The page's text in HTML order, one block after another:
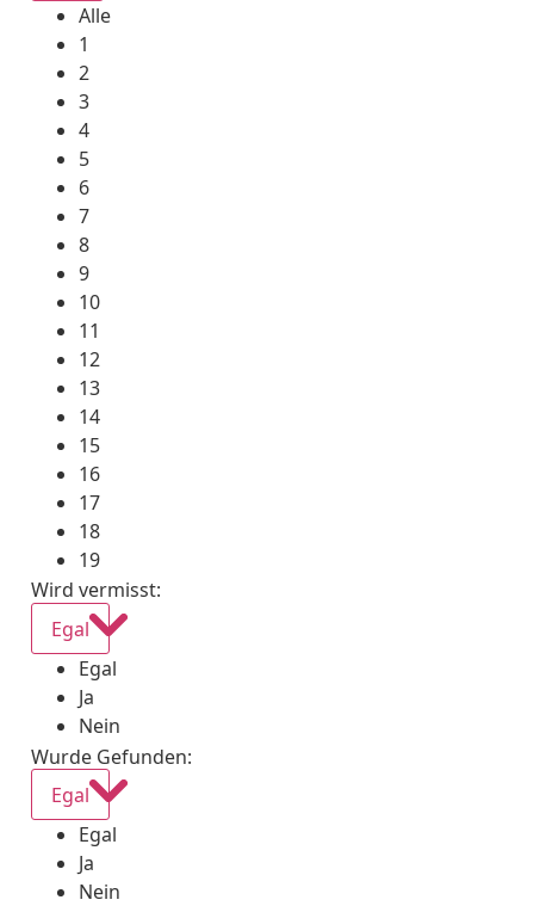
Alle
1
2
3
4
5
6
7
8
9
10
11
12
13
14
15
16
17
18
19
Wird vermisst:
Egal
Egal
Ja
Nein
Wurde Gefunden:
Egal
Egal
Ja
Nein